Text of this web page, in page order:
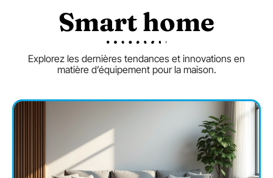
Smart home
Explorez les dernières tendances et innovations en
matière d’équipement pour la maison.